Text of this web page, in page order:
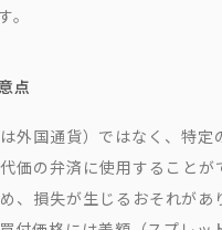
点
外国通貨）ではなく、特
価の弁済に使用すること
、損失が生じるおそれが